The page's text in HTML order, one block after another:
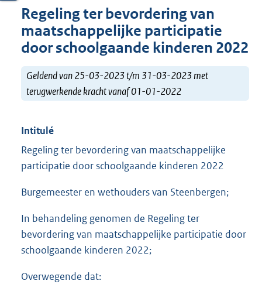
Regeling ter bevordering van
maatschappelijke participatie
door schoolgaande kinderen 2022
Geldend van 25-03-2023 t/m 31-03-2023 met
terugwerkende kracht vanaf 01-01-2022
Intitulé
Regeling ter bevordering van maatschappelijke
participatie door schoolgaande kinderen 2022
Burgemeester en wethouders van Steenbergen;
In behandeling genomen de Regeling ter
bevordering van maatschappelijke participatie door
schoolgaande kinderen 2022;
Overwegende dat: